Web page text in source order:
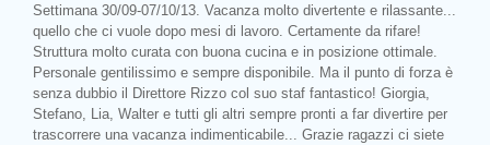
Settimana 30/09-07/10/13. Vacanza molto divertente e rilassante...
quello che ci vuole dopo mesi di lavoro. Certamente da rifare!
Struttura molto curata con buona cucina e in posizione ottimale.
Personale gentilissimo e sempre disponibile. Ma il punto di forza è
senza dubbio il Direttore Rizzo col suo staf fantastico! Giorgia,
Stefano, Lia, Walter e tutti gli altri sempre pronti a far divertire per
trascorrere una vacanza indimenticabile... Grazie ragazzi ci siete